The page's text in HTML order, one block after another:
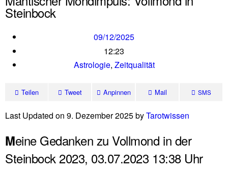
Steinbock
09/12/2025
12:23
Astrologie, Zeitqualität
Teilen Tweet Anpinnen Mail SMS
Last Updated on 9. Dezember 2025 byTarot­wissen
Meine Gedanken zu Vollmond in der
Steinbock 2023, 03.07.2023 13:38 Uhr